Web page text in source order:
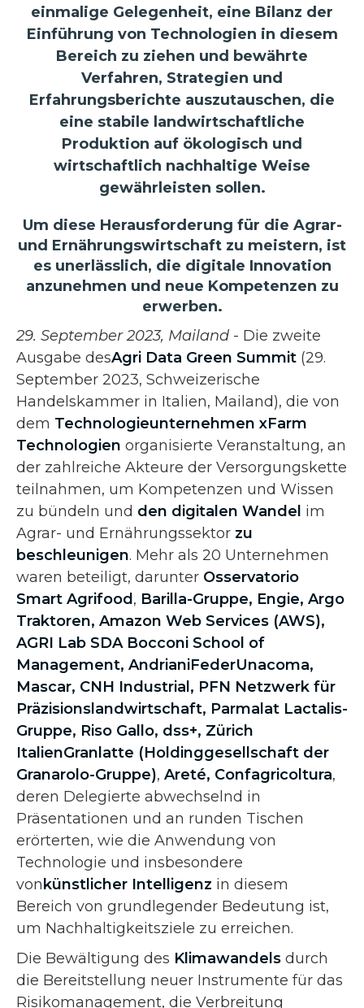
einmalige Gelegenheit, eine Bilanz der
Einführung von Technologien in diesem
Bereich zu ziehen und bewährte
Verfahren, Strategien und
Erfahrungsberichte auszutauschen, die
eine stabile landwirtschaftliche
Produktion auf ökologisch und
wirtschaftlich nachhaltige Weise
gewährleisten sollen.
Um diese Herausforderung für die Agrar-
und Ernährungswirtschaft zu meistern, ist
es unerlässlich, die digitale Innovation
anzunehmen und neue Kompetenzen zu
erwerben.
29. September 2023, Mailand - Die zweite
Ausgabe desAgri Data Green Summit (29.
September 2023, Schweizerische
Handelskammer in Italien, Mailand), die von
dem Technologieunternehmen xFarm
Technologien organisierte Veranstaltung, an
der zahlreiche Akteure der Versorgungskette
teilnahmen, um Kompetenzen und Wissen
zu bündeln und den digitalen Wandel im
Agrar- und Ernährungssektor zu
beschleunigen. Mehr als 20 Unternehmen
waren beteiligt, darunter Osservatorio
Smart Agrifood , Barilla-Gruppe, Engie, Argo
Traktoren, Amazon Web Services (AWS),
AGRI Lab SDA Bocconi School of
Management, AndrianiFederUnacoma,
Mascar, CNH Industrial, PFN Netzwerk für
Präzisionslandwirtschaft, Parmalat Lactalis-
Gruppe, Riso Gallo, dss+, Zürich
ItalienGranlatte (Holdinggesellschaft der
Granarolo-Gruppe), Areté, Confagricoltura,
deren Delegierte abwechselnd in
Präsentationen und an runden Tischen
erörterten, wie die Anwendung von
Technologie und insbesondere
von künstlicher Intelligenz in diesem
Bereich von grundlegender Bedeutung ist,
um Nachhaltigkeitsziele zu erreichen.
Die Bewältigung des Klimawandels durch
die Bereitstellung neuer Instrumente für das
Risikomanagement, die Verbreitung